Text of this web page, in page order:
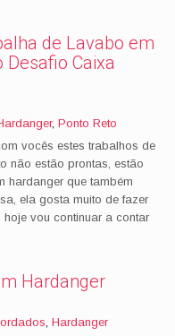
de Lavabo em
Desafio Caixa
, Ponto Reto
vocês estes trabalhos de
não estão prontas, estão
hardanger que também
ela gosta muito de fazer
vou continuar a contar
Hardanger
Hardanger